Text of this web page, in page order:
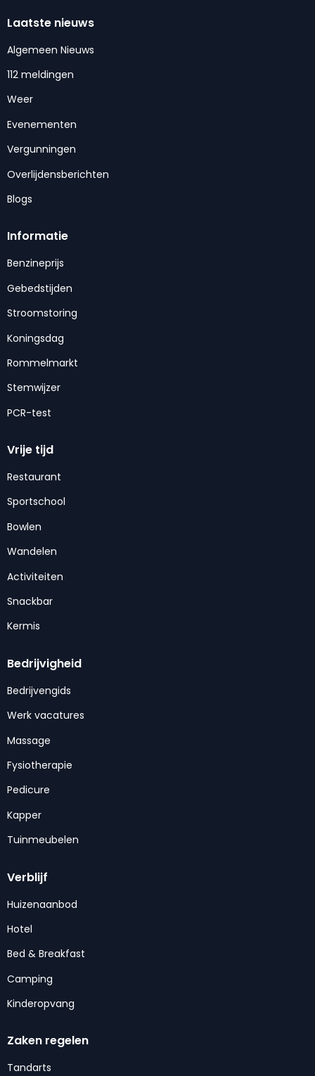
Laatste nieuws
Algemeen Nieuws
112 meldingen
Weer
Evenementen
Vergunningen
Overlijdensberichten
Blogs
Informatie
Benzineprijs
Gebedstijden
Stroomstoring
Koningsdag
Rommelmarkt
Stemwijzer
PCR-test
Vrije tijd
Restaurant
Sportschool
Bowlen
Wandelen
Activiteiten
Snackbar
Kermis
Bedrijvigheid
Bedrijvengids
Werk vacatures
Massage
Fysiotherapie
Pedicure
Kapper
Tuinmeubelen
Verblijf
Huizenaanbod
Hotel
Bed & Breakfast
Camping
Kinderopvang
Zaken regelen
Tandarts